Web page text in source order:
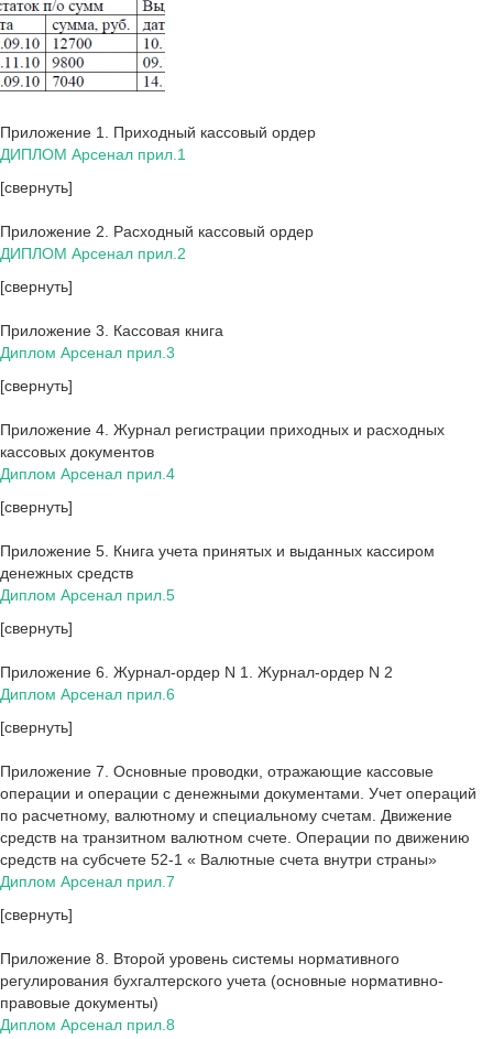
Приложение 1. Приходный кассовый ордер
ДИПЛОМ Арсенал прил.1
[свернуть]
Приложение 2. Расходный кассовый ордер
ДИПЛОМ Арсенал прил.2
[свернуть]
Приложение 3. Кассовая книга
Диплом Арсенал прил.3
[свернуть]
Приложение 4. Журнал регистрации приходных и расходных
кассовых документов
Диплом Арсенал прил.4
[свернуть]
Приложение 5. Книга учета принятых и выданных кассиром
денежных средств
Диплом Арсенал прил.5
[свернуть]
Приложение 6. Журнал-ордер N 1. Журнал-ордер N 2
Диплом Арсенал прил.6
[свернуть]
Приложение 7. Основные проводки, отражающие кассовые
операции и операции с денежными документами. Учет операций
по расчетному, валютному и специальному счетам. Движение
средств на транзитном валютном счете. Операции по движению
средств на субсчете 52-1 « Валютные счета внутри страны»
Диплом Арсенал прил.7
[свернуть]
Приложение 8. Второй уровень системы нормативного
регулирования бухгалтерского учета (основные нормативно-
правовые документы)
Диплом Арсенал прил.8